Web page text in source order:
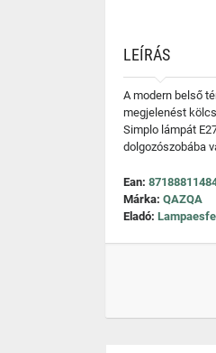
LEÍRÁS
A modern belső
megjelenést
Simplo lámpát
dolgozószobába
Ean:
Márka: QAZQA
Eladó: